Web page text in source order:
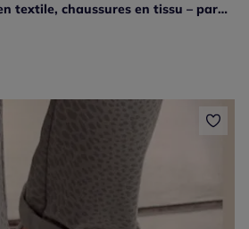
Baskets chaussures en textile, chaussures en tissu – particulièrement légères et confortables